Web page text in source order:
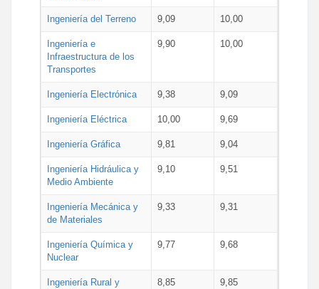
Ingeniería del Terreno 9,09 10,00
Ingeniería e
Infraestructura de los
Transportes
9,90 10,00
Ingeniería Electrónica 9,38 9,09
Ingeniería Eléctrica 10,00 9,69
Ingeniería Gráfica 9,81 9,04
Ingeniería Hidráulica y
Medio Ambiente
9,10 9,51
Ingeniería Mecánica y
de Materiales
9,33 9,31
Ingeniería Química y
Nuclear
9,77 9,68
Ingeniería Rural y
8,85 9,85